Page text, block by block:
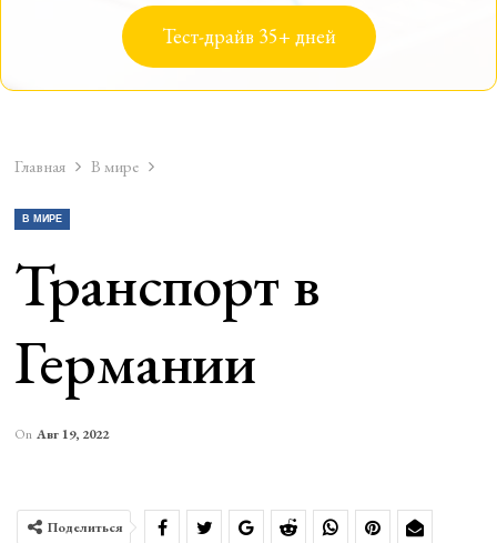
Тест-драйв 35+ дней
Главная В мире
В МИРЕ
Транспорт в
Германии
On Авг 19, 2022
Поделиться